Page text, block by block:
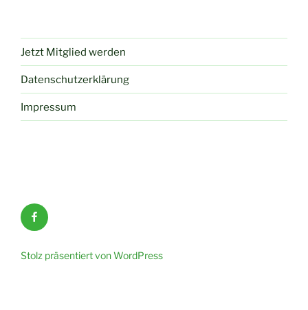
Jetzt Mitglied werden
Datenschutzerklärung
Impressum
FB
Stolz präsentiert von WordPress